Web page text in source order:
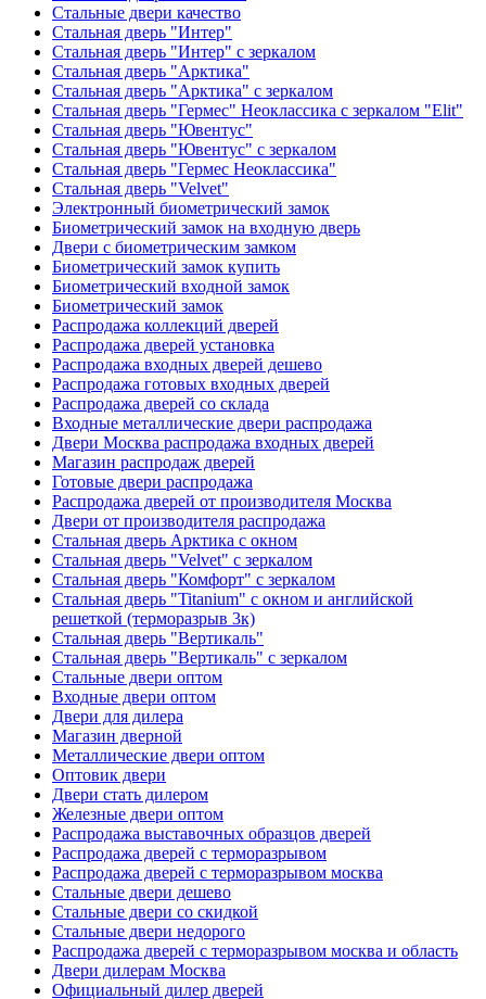
Стальные двери качество
Стальная дверь "Интер"
Стальная дверь "Интер" с зеркалом
Стальная дверь "Арктика"
Стальная дверь "Арктика" с зеркалом
Стальная дверь "Гермес" Неоклассика с зеркалом "Elit"
Стальная дверь "Ювентус"
Стальная дверь "Ювентус" с зеркалом
Стальная дверь "Гермес Неоклассика"
Стальная дверь "Velvet"
Электронный биометрический замок
Биометрический замок на входную дверь
Двери с биометрическим замком
Биометрический замок купить
Биометрический входной замок
Биометрический замок
Распродажа коллекций дверей
Распродажа дверей установка
Распродажа входных дверей дешево
Распродажа готовых входных дверей
Распродажа дверей со склада
Входные металлические двери распродажа
Двери Москва распродажа входных дверей
Магазин распродаж дверей
Готовые двери распродажа
Распродажа дверей от производителя Москва
Двери от производителя распродажа
Стальная дверь Арктика с окном
Стальная дверь "Velvet" с зеркалом
Стальная дверь "Комфорт" с зеркалом
Стальная дверь "Titanium" с окном и английской
решеткой (терморазрыв 3к)
Стальная дверь "Вертикаль"
Стальная дверь "Вертикаль" с зеркалом
Стальные двери оптом
Входные двери оптом
Двери для дилера
Магазин дверной
Металлические двери оптом
Оптовик двери
Двери стать дилером
Железные двери оптом
Распродажа выставочных образцов дверей
Распродажа дверей с терморазрывом
Распродажа дверей с терморазрывом москва
Стальные двери дешево
Стальные двери со скидкой
Стальные двери недорого
Распродажа дверей с терморазрывом москва и область
Двери дилерам Москва
Официальный дилер дверей